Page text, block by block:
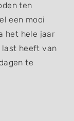
ten
een mooi
het hele jaar
last heeft van
te